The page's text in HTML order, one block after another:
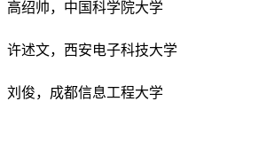
高绍帅，中国科学院大学
许述文，西安电子科技大学
刘俊，成都信息工程大学